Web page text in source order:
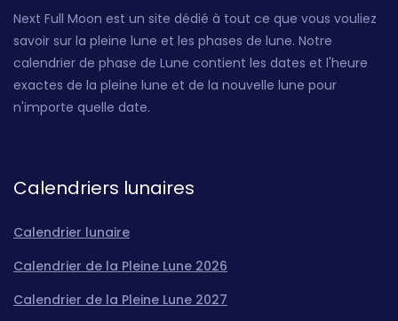
Next Full Moon est un site dédié à tout ce que vous vouliez
savoir sur la pleine lune et les phases de lune. Notre
calendrier de phase de Lune contient les dates et l'heure
exactes de la pleine lune et de la nouvelle lune pour
n'importe quelle date.
Calendriers lunaires
Calendrier lunaire
Calendrier de la Pleine Lune 2026
Calendrier de la Pleine Lune 2027